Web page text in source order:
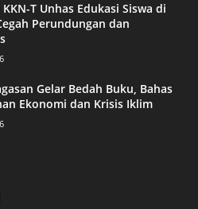
T Unhas Edukasi Siswa di
Perundungan dan
Gelar Bedah Buku, Bahas
Ekonomi dan Krisis Iklim